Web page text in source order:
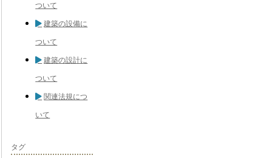
ついて
建築の設備に
ついて
建築の設計に
ついて
関連法規につ
いて
タグ